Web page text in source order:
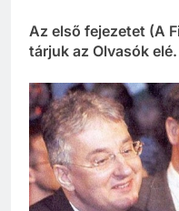
Az első fejezetet (A
tárjuk az Olvasók